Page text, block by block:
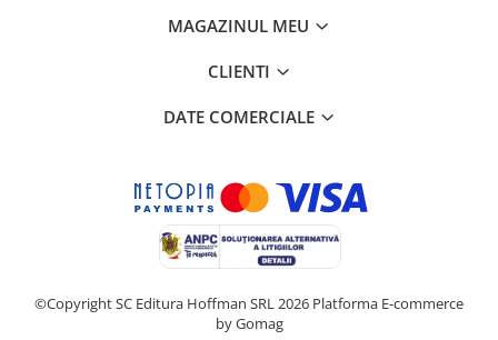
MAGAZINUL MEU
CLIENTI
DATE COMERCIALE
©Copyright SC Editura Hoffman SRL 2026 Platforma E-commerce
by Gomag